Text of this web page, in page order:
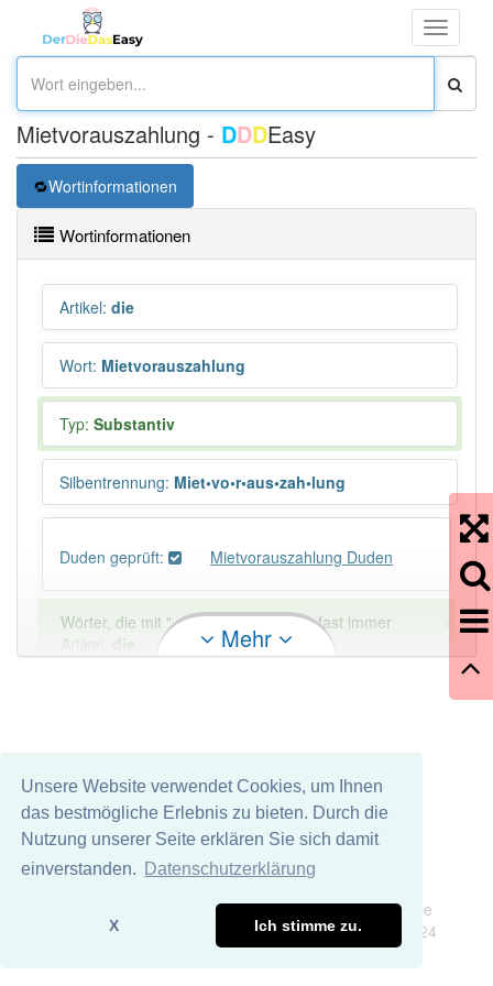
Unsere Website verwendet Cookies, um Ihnen
das bestmögliche Erlebnis zu bieten. Durch die
Nutzung unserer Seite erklären Sie sich damit
einverstanden.
Datenschutzerklärung
X Ich stimme zu.
Toggle
Mietvorauszahlung - DDDEasy
Wortinformationen
Wortinformationen
Artikel: die
Wort: Mietvorauszahlung
Typ: Substantiv
Silbentrennung: Miet•vo•r•aus•zah•lung
Duden geprüft: Mietvorauszahlung Duden
Wörter, die mit "-ung" enden, haben fast immer
Artikel:
die
DAS:2Ausnahmen Beispiele
PowerIndex:2
Häufigkeit: 2 von 10
Mehr
Wir übernehmen keine Garantie und keine Haftung für die
Richtigkeit und Vollständigkeit dieser Seite. DDDEasy 2024